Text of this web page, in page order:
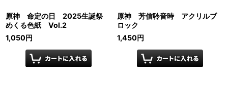
原神 命定の日 2025生誕祭
めくる色紙 Vol.2
1,050円
原神 芳信聆音時 アクリルブ
ロック
1,450円